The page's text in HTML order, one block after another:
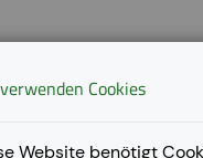
Cookies
Website benötigt